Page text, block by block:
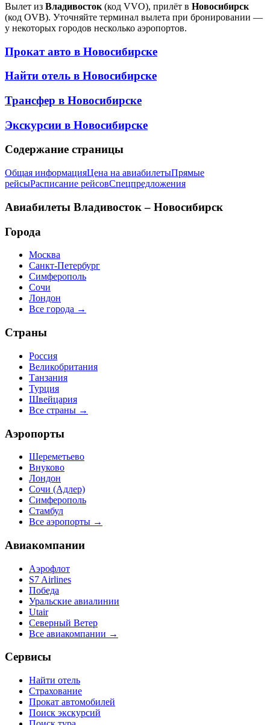
Вылет из Владивосток (код VVO), прилёт в Новосибирск
(код OVB). Уточняйте терминал вылета при бронировании —
у некоторых городов несколько аэропортов.
Прокат авто в Новосибирске
Найти отель в Новосибирске
Трансфер в Новосибирске
Экскурсии в Новосибирске
Содержание страницы
Общая информацияЦена на авиабилетыПрямые
рейсыРасписание рейсовСпецпредложения
Авиабилеты Владивосток – Новосибирск
Города
Москва
Санкт-Петербург
Симферополь
Сочи
Лондон
Все города →
Страны
Россия
Великобритания
Танзания
Турция
Швейцария
Все страны →
Аэропорты
Шереметьево
Внуково
Лондон
Сочи (Адлер)
Симферополь
Стамбул
Все аэропорты →
Авиакомпании
Аэрофлот
S7 Airlines
Победа
Уральские авиалинии
Utair
Северный Ветер
Все авиакомпании →
Сервисы
Найти отель
Страхование
Прокат автомобилей
Поиск экскурсий